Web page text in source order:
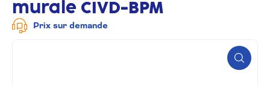
murale CIVD-BPM
Prix sur demande
Zoom